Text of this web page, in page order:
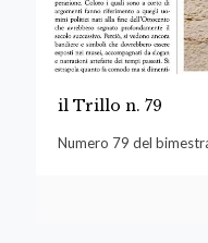
il Trillo n. 79
Numero 79 del